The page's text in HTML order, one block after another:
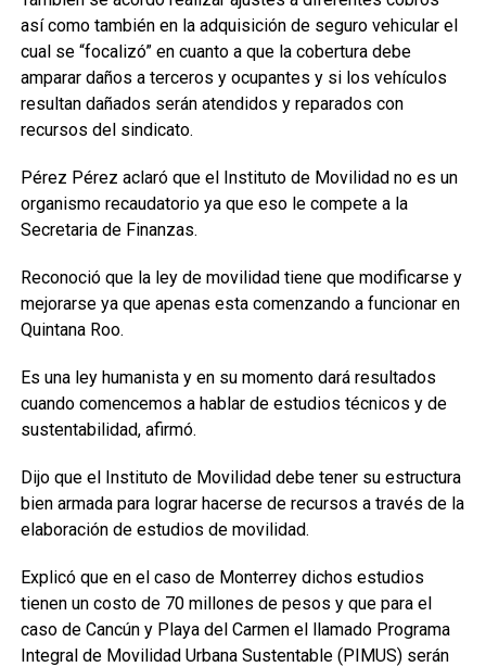
así como también en la adquisición de seguro vehicular el
cual se “focalizó” en cuanto a que la cobertura debe
amparar daños a terceros y ocupantes y si los vehículos
resultan dañados serán atendidos y reparados con
recursos del sindicato.
Pérez Pérez aclaró que el Instituto de Movilidad no es un
organismo recaudatorio ya que eso le compete a la
Secretaria de Finanzas.
Reconoció que la ley de movilidad tiene que modificarse y
mejorarse ya que apenas esta comenzando a funcionar en
Quintana Roo.
Es una ley humanista y en su momento dará resultados
cuando comencemos a hablar de estudios técnicos y de
sustentabilidad, afirmó.
Dijo que el Instituto de Movilidad debe tener su estructura
bien armada para lograr hacerse de recursos a través de la
elaboración de estudios de movilidad.
Explicó que en el caso de Monterrey dichos estudios
tienen un costo de 70 millones de pesos y que para el
caso de Cancún y Playa del Carmen el llamado Programa
Integral de Movilidad Urbana Sustentable (PIMUS) serán